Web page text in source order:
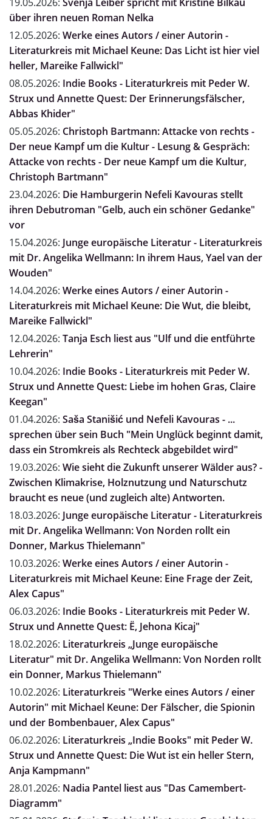
über ihren neuen Roman Nelka
12.05.2026: Werke eines Autors / einer Autorin -
Literaturkreis mit Michael Keune: Das Licht ist hier viel
heller, Mareike Fallwickl"
08.05.2026: Indie Books - Literaturkreis mit Peder W.
Strux und Annette Quest: Der Erinnerungsfälscher,
Abbas Khider"
05.05.2026: Christoph Bartmann: Attacke von rechts -
Der neue Kampf um die Kultur - Lesung & Gespräch:
Attacke von rechts - Der neue Kampf um die Kultur,
Christoph Bartmann"
23.04.2026: Die Hamburgerin Nefeli Kavouras stellt
ihren Debutroman "Gelb, auch ein schöner Gedanke"
vor
15.04.2026: Junge europäische Literatur - Literaturkreis
mit Dr. Angelika Wellmann: In ihrem Haus, Yael van der
Wouden"
14.04.2026: Werke eines Autors / einer Autorin -
Literaturkreis mit Michael Keune: Die Wut, die bleibt,
Mareike Fallwickl"
12.04.2026: Tanja Esch liest aus "Ulf und die entführte
Lehrerin"
10.04.2026: Indie Books - Literaturkreis mit Peder W.
Strux und Annette Quest: Liebe im hohen Gras, Claire
Keegan"
01.04.2026: Saša Stanišić und Nefeli Kavouras - ...
sprechen über sein Buch "Mein Unglück beginnt damit,
dass ein Stromkreis als Rechteck abgebildet wird"
19.03.2026: Wie sieht die Zukunft unserer Wälder aus? -
Zwischen Klimakrise, Holznutzung und Naturschutz
braucht es neue (und zugleich alte) Antworten.
18.03.2026: Junge europäische Literatur - Literaturkreis
mit Dr. Angelika Wellmann: Von Norden rollt ein
Donner, Markus Thielemann"
10.03.2026: Werke eines Autors / einer Autorin -
Literaturkreis mit Michael Keune: Eine Frage der Zeit,
Alex Capus"
06.03.2026: Indie Books - Literaturkreis mit Peder W.
Strux und Annette Quest: Ë, Jehona Kicaj"
18.02.2026: Literaturkreis „Junge europäische
Literatur" mit Dr. Angelika Wellmann: Von Norden rollt
ein Donner, Markus Thielemann"
10.02.2026: Literaturkreis "Werke eines Autors / einer
Autorin" mit Michael Keune: Der Fälscher, die Spionin
und der Bombenbauer, Alex Capus"
06.02.2026: Literaturkreis „Indie Books" mit Peder W.
Strux und Annette Quest: Die Wut ist ein heller Stern,
Anja Kampmann"
28.01.2026: Nadia Pantel liest aus "Das Camembert-
Diagramm"